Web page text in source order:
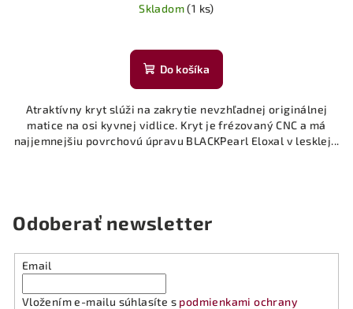
Skladom(1 ks)
Do košíka
Atraktívny kryt slúži na zakrytie nevzhľadnej originálnej
matice na osi kyvnej vidlice. Kryt je frézovaný CNC a má
najjemnejšiu povrchovú úpravu BLACKPearl Eloxal v lesklej...
Odoberať newsletter
Email
Vložením e-mailu súhlasíte s podmienkami ochrany